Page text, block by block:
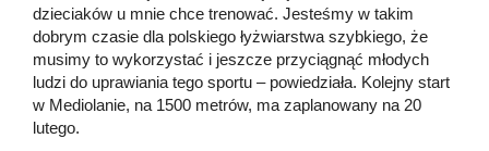
dzieciaków u mnie chce trenować. Jesteśmy w takim
dobrym czasie dla polskiego łyżwiarstwa szybkiego, że
musimy to wykorzystać i jeszcze przyciągnąć młodych
ludzi do uprawiania tego sportu – powiedziała. Kolejny start
w Mediolanie, na 1500 metrów, ma zaplanowany na 20
lutego.